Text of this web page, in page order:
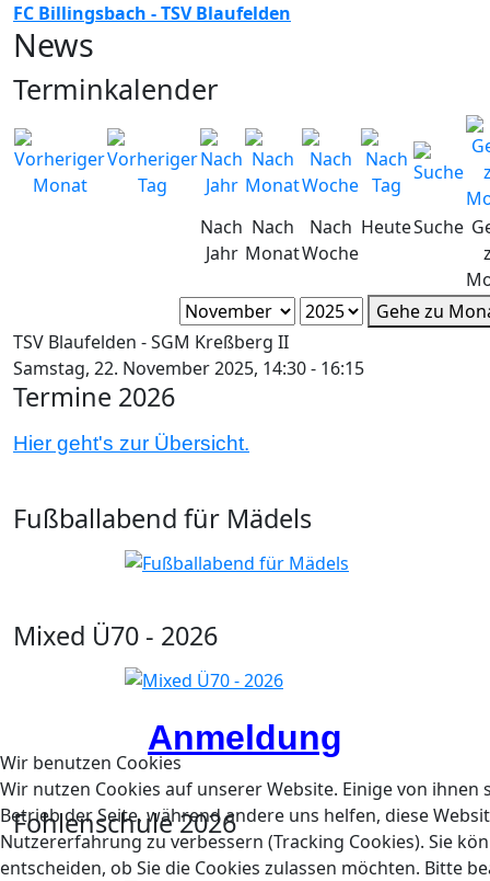
FC Billingsbach - TSV Blaufelden
News
Terminkalender
Nach
Jahr
Nach
Monat
Nach
Woche
HeuteSuche
Gehe zu
TSV Blaufelden - SGM Kreßberg II
Samstag, 22. November 2025, 14:30 - 16:15
Termine 2026
Hier geht's zur Übersicht.
Fußballabend für Mädels
Mixed Ü70 - 2026
Anmeldung
Fohlenschule 2026
Wir benutzen Cookies
Wir nutzen Cookies auf unserer Website. Einige von ihnen
Betrieb der Seite, während andere uns helfen, diese
Nutzererfahrung zu verbessern (Tracking Cookies). Sie
entscheiden, ob Sie die Cookies zulassen möchten. Bitte